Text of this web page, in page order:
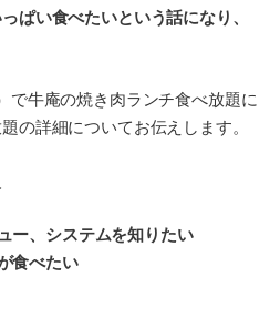
ぱい食べたいという話になり、
で牛庵の焼き肉ランチ食べ放題に
の詳細についてお伝えします。
ー、システムを知りたい
食べたい